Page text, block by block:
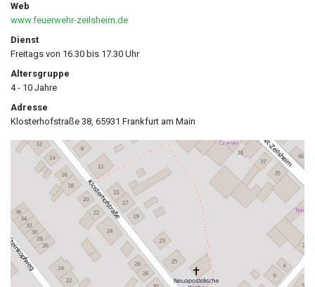
Web
www.feuerwehr-zeilsheim.de
Dienst
Freitags von 16.30 bis 17.30 Uhr
Altersgruppe
4 - 10 Jahre
Adresse
Klosterhofstraße 38, 65931 Frankfurt am Main